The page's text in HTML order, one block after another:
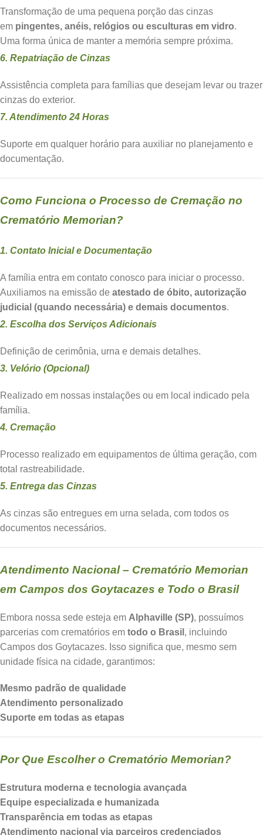
Transformação de uma pequena porção das cinzas
em pingentes, anéis, relógios ou esculturas em vidro.
Uma forma única de manter a memória sempre próxima.
6. Repatriação de Cinzas
Assistência completa para famílias que desejam levar ou trazer
cinzas do exterior.
7. Atendimento 24 Horas
Suporte em qualquer horário para auxiliar no planejamento e
documentação.
Como Funciona o Processo de Cremação no
Crematório Memorian?
1. Contato Inicial e Documentação
A família entra em contato conosco para iniciar o processo.
Auxiliamos na emissão de atestado de óbito, autorização
judicial (quando necessária) e demais documentos.
2. Escolha dos Serviços Adicionais
Definição de cerimônia, urna e demais detalhes.
3. Velório (Opcional)
Realizado em nossas instalações ou em local indicado pela
família.
4. Cremação
Processo realizado em equipamentos de última geração, com
total rastreabilidade.
5. Entrega das Cinzas
As cinzas são entregues em urna selada, com todos os
documentos necessários.
Atendimento Nacional – Crematório Memorian
em Campos dos Goytacazes e Todo o Brasil
Embora nossa sede esteja em Alphaville (SP), possuímos
parcerias com crematórios em todo o Brasil , incluindo
Campos dos Goytacazes. Isso significa que, mesmo sem
unidade física na cidade, garantimos:
Mesmo padrão de qualidade
Atendimento personalizado
Suporte em todas as etapas
Por Que Escolher o Crematório Memorian?
Estrutura moderna e tecnologia avançada
Equipe especializada e humanizada
Transparência em todas as etapas
Atendimento nacional via parceiros credenciados